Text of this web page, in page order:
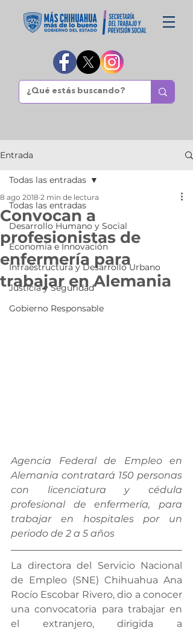
Entrada
Todas las entradas
Desarrollo Humano y Social
Economía e Innovación
Infraestructura y Desarrollo Urbano
Justicia y Seguridad
Gobierno Responsable
Todas las entradas
Convocan a
profesionistas de
enfermería para
trabajar en Alemania
8 ago 2018 2 min de lectura
Agencia Federal de Empleo en
Alemania contratará 150 personas
con licenciatura y cédula
profesional de enfermería, para
trabajar en hospitales por un
periodo de 2 a 5 años
La directora del Servicio Nacional
de Empleo (SNE) Chihuahua Ana
Rocío Escobar Rivero, dio a conocer
una convocatoria para trabajar en
el extranjero, dirigida a